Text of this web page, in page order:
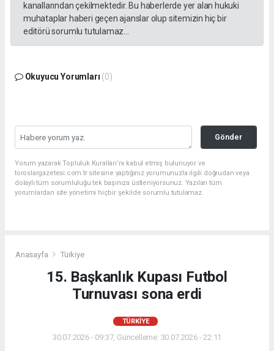
kanallarından çekilmektedir. Bu haberlerde yer alan hukuki
muhataplar haberi geçen ajanslar olup sitemizin hiç bir
editörü sorumlu tutulamaz...
Okuyucu Yorumları (0)
Gönder
Yorum yazarak Topluluk Kuralları’nı kabul etmiş bulunuyor ve
toroslargazetesi.com.tr sitesine yaptığınız yorumunuzla ilgili doğrudan veya
dolaylı tüm sorumluluğu tek başınıza üstleniyorsunuz. Yazılan tüm
yorumlardan site yönetimi hiçbir şekilde sorumlu tutulamaz.
Anasayfa Türkiye
15. Başkanlık Kupası Futbol
Turnuvası sona erdi
TÜRKIYE
30.07.2026 - 09:37, Güncelleme: 30.07.2026 - 22:11